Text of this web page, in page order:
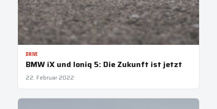
DRIVE
BMW iX und Ioniq 5: Die Zukunft ist jetzt
22. Februar 2022